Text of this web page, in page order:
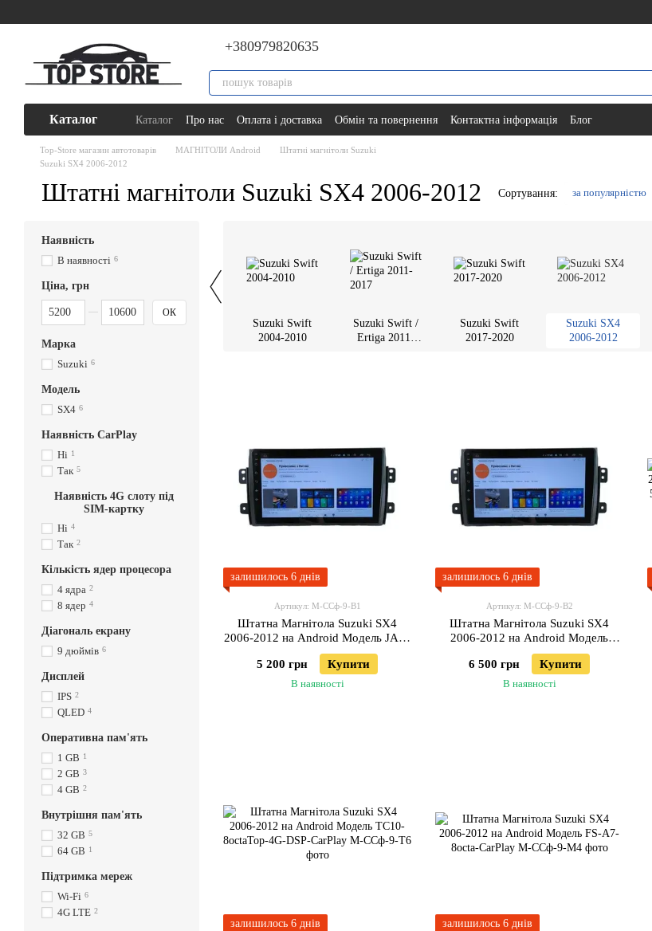
+380979820635
Каталог Каталог Про нас Оплата і доставка Обмін та повернення Контактна інформація Блог
Top-Store магазин автотоварів МАГНІТОЛИ Android
Штатні магнітоли Suzuki
Suzuki SX4 2006-2012
Штатні магнітоли Suzuki SX4 2006-2012 Сортування: за популярністю
Suzuki Swift
2004-2010
Suzuki Swift /
Ertiga 2011-
Suzuki Swift
2017-2020
Suzuki SX4
2006-2012
залишилось 6 днів
Артикул: М-ССф-9-В1
Штатна Магнітола Suzuki SX4
2006-2012 на Android Модель JAC-
3GWiFi
5 200 грн
Купити
В наявності
залишилось 6 днів
Артикул: М-ССф-9-В2
Штатна Магнітола Suzuki SX4
2006-2012 на Android Модель
XyAuto-3GWiFi+Carplay 2/32 Гб
6 500 грн
Купити
В наявності
залишилось 6 днів залишилось 6 днів
Наявність
В наявності 6
Ціна, грн
Від Ціна, грн
До Ціна, грн
ОК
Марка
Suzuki 6
Модель
SX4 6
Наявність CarPlay
Ні 1
Так 5
Наявність 4G слоту під
SIM-картку
Ні 4
Так 2
Кількість ядер процесора
4 ядра 2
8 ядер 4
Діагональ екрану
9 дюймів 6
Дисплей
IPS 2
QLED 4
Оперативна пам'ять
1 GB 1
2 GB 3
4 GB 2
Внутрішня пам'ять
32 GB 5
64 GB 1
Підтримка мереж
Wi-Fi 6
4G LTE 2